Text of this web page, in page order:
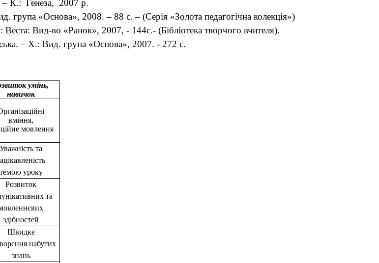
– К.: Генеза, 2007 р.
група «Основа», 2008. – 88 с. – (Серія «Золота педагогічна колекція»)
Вид-во «Ранок», 2007, - 144с.- (Бібліотека творчого вчителя).
– Х.: Вид. група «Основа», 2007. - 272 с.
умінь,
навичок
вміння,
мовлення
Уважність та
темою уроку
Розвиток
та
здібностей
Швидке
набутих
знань